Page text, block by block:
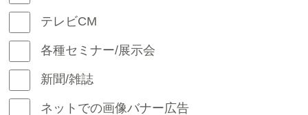
テレビCM
各種セミナー/展示会
新聞/雑誌
ネットでの画像バナー広告